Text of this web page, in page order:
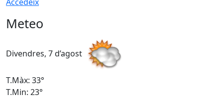
Meteo
Divendres, 7 d’agost
T.Màx: 33°
T.Min: 23°